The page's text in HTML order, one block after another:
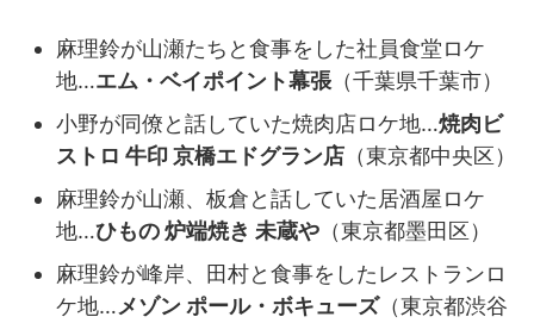
麻理鈴が山瀬たちと食事をした社員食堂ロケ
地…エム・ベイポイント幕張 （千葉県千葉市）
小野が同僚と話していた焼肉店ロケ地…焼肉ビ
ストロ 牛印 京橋エドグラン店 （東京都中央区）
麻理鈴が山瀬、板倉と話していた居酒屋ロケ
地…ひもの 炉端焼き 未蔵や （東京都墨田区）
麻理鈴が峰岸、田村と食事をしたレストランロ
ケ地…メゾン ポール・ボキューズ（東京都渋谷